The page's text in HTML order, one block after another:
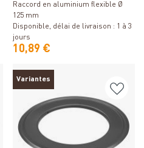
Raccord en aluminium flexible Ø
125 mm
Disponible, délai de livraison : 1 à 3
jours
10,89 €
Variantes